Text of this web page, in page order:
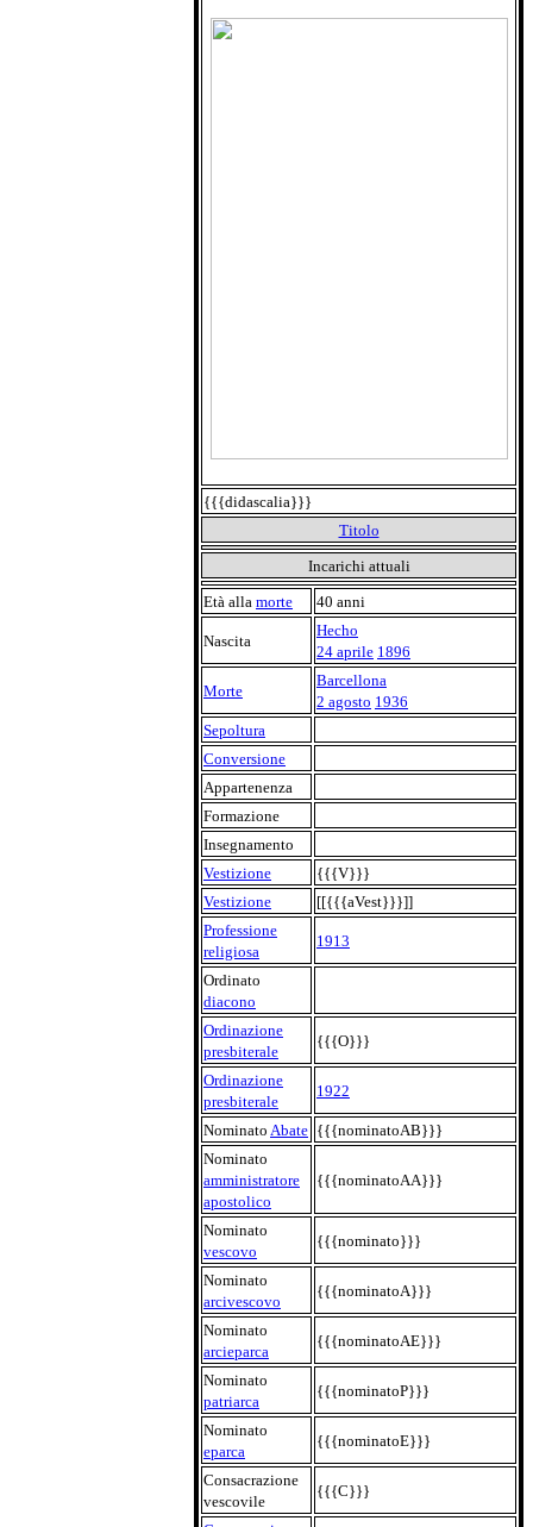
{{{didascalia}}}
Titolo
Incarichi attuali
Età alla morte 40 anni
Nascita
Hecho
24 aprile 1896
Morte
Barcellona
2 agosto 1936
Sepoltura
Conversione
Appartenenza
Formazione
Insegnamento
Vestizione
{{{V}}}
Vestizione
[[{{{aVest}}}]]
Professione
religiosa
1913
Ordinato
diacono
Ordinazione
presbiterale
{{{O}}}
Ordinazione
presbiterale
1922
Nominato Abate {{{nominatoAB}}}
Nominato
amministratore
apostolico
{{{nominatoAA}}}
Nominato
vescovo
{{{nominato}}}
Nominato
arcivescovo
{{{nominatoA}}}
Nominato
arcieparca
{{{nominatoAE}}}
Nominato
patriarca
{{{nominatoP}}}
Nominato
eparca
{{{nominatoE}}}
Consacrazione
vescovile
{{{C}}}